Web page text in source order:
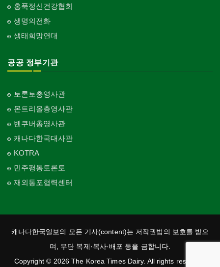
홍푹정신건강협회
생명의전화
생태희망연대
공공 정부기관
토론토총영사관
몬트리올총영사관
벤쿠버총영사관
캐나다한국대사관
KOTRA
민주평통토론토
재외통포협력센터
캐나다한국일보의 모든 기사(content)는 저작권법의 보호를 받으
며, 무단 복제·복사·배포 등을 금합니다.
Copyright © 2026 The Korea Times Dairy. All rights reserved.